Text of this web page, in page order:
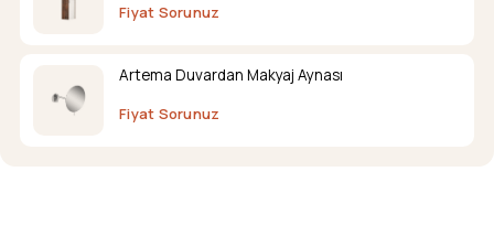
Fiyat Sorunuz
Artema Duvardan Makyaj Aynası
Fiyat Sorunuz